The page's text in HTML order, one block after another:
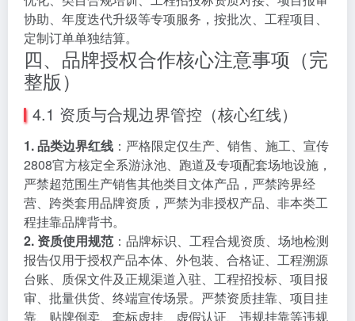
协助、年度迭代升级等专项服务，按批次、工程项目、
定制订单单独结算。
四、品牌授权合作核心注意事项（完
整版）
4.1 资质与合规边界管控（核心红线）
1. 品类边界红线 ：严格限定仅生产、销售、施工、宣传
2808官方核定全系游泳池、跑道及专项配套场地设施，
严禁超范围生产销售其他类目文体产品，严禁跨界经
营、跨类套用品牌资质，严禁为非授权产品、非本类工
程挂靠品牌背书。
2. 资质使用规范 ：品牌标识、工程合规资质、场地检测
报告仅用于授权产品本体、外包装、合格证、工程溯源
台账、质保文件及正规渠道入驻、工程招投标、项目报
审、批量供货、终端宣传场景。严禁资质挂靠、项目挂
靠、贴牌倒卖、套标虚挂、虚假认证、违规挂靠等违规